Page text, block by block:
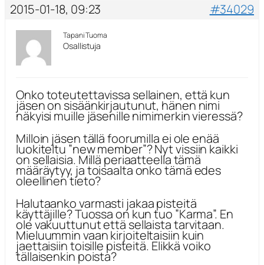
2015-01-18, 09:23 #34029
Tapani Tuoma
Osallistuja
Onko toteutettavissa sellainen, että kun
jäsen on sisäänkirjautunut, hänen nimi
näkyisi muille jäsenille nimimerkin vieressä?
Milloin jäsen tällä foorumilla ei ole enää
luokiteltu ”new member”? Nyt vissiin kaikki
on sellaisia. Millä periaatteella tämä
määräytyy, ja toisaalta onko tämä edes
oleellinen tieto?
Halutaanko varmasti jakaa pisteitä
käyttäjille? Tuossa on kun tuo ”Karma”. En
ole vakuuttunut että sellaista tarvitaan.
Mieluummin vaan kirjoiteltaisiin kuin
jaettaisiin toisille pisteitä. Elikkä voiko
tällaisenkin poista?